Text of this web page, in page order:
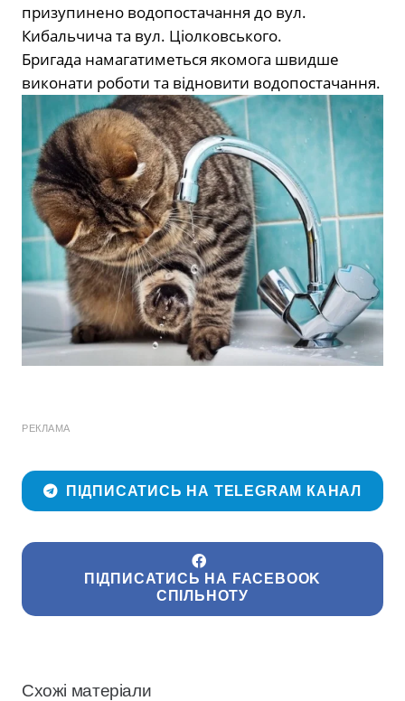
призупинено водопостачання до вул.
Кибальчича та вул. Ціолковського.
Бригада намагатиметься якомога швидше
виконати роботи та відновити водопостачання.
РЕКЛАМА
ПІДПИСАТИСЬ НА TELEGRAM КАНАЛ
ПІДПИСАТИСЬ НА FACEBOOK
СПІЛЬНОТУ
Схожі матеріали